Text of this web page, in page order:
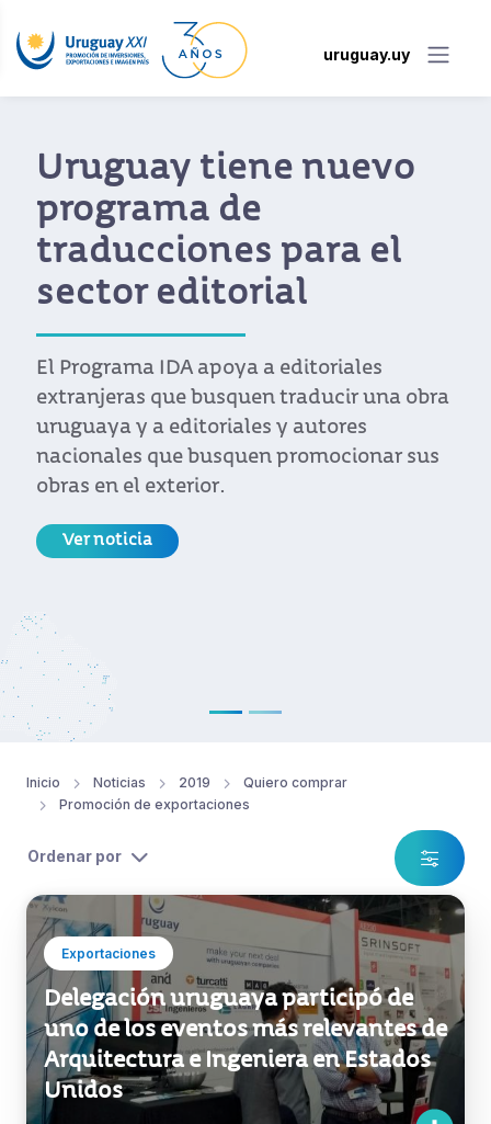
uruguay.uy
Cítricos y arándanos
serán los
protagonistas
uruguayos de Fruit
Logistica en Berlín
Uruguay XXI vuelve junto a productores
locales a la principal feria de frutas del
Ver noticia
Promoción de exportaciones
Exportaciones
Delegación uruguaya participó de
uno de los eventos más relevantes de
Arquitectura e Ingeniera en Estados
Unidos